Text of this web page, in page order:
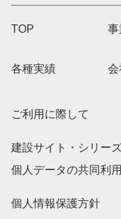
TOP 事
各種実績 会
ご利用に際して
建設サイト・シリー
個人データの共同利
個人情報保護方針